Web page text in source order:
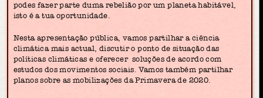
podes fazer parte duma rebelião por um planeta habitável,
isto é a tua oportunidade.
Nesta apresentação pública, vamos partilhar a ciência
climática mais actual, discutir o ponto de situação das
políticas climáticas e oferecer soluções de acordo com
estudos dos movimentos sociais. Vamos também partilhar
planos sobre as mobilizações da Primavera de 2020.